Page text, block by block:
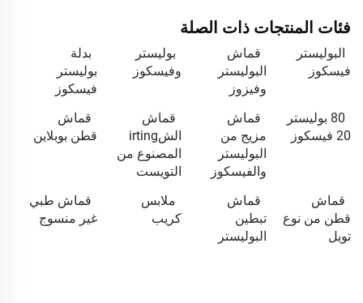
فئات المنتجات ذات الصلة
البوليستر
فيسكوز
قماش
البوليستر
وفيزوز
بوليستر
وفيسكوز
بدلة
بوليستر
فيسكوز
80 بوليستر
20 فيسكوز
قماش
مزيج من
البوليستر
والفيسكوز
قماش
الشirting
المصنوع من
التويست
قماش
قطن بوبلاين
قماش
قطن من نوع
تويل
قماش
تبطين
البوليستر
ملابس
كريب
قماش طبي
غير منسوج